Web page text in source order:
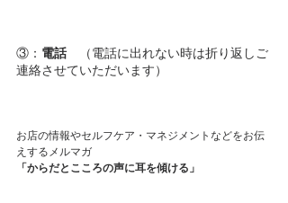
③： 電話 （電話に出れない時は折り返しご
連絡させていただいます）
お店の情報やセルフケア・マネジメントなどをお伝
えするメルマガ
「からだとこころの声に耳を傾ける」